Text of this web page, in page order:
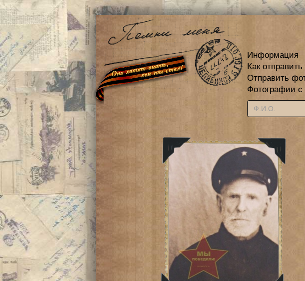
Информация
Как
Отправить
Фотографии с